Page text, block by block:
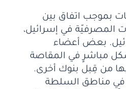
بموجب اتفاق بين
المصرفيّة في إسرائيل،
بعض أعضاء
مباشرٍ في المقاصة
من قِبل بنوك أخرى.
في مناطق السلطة